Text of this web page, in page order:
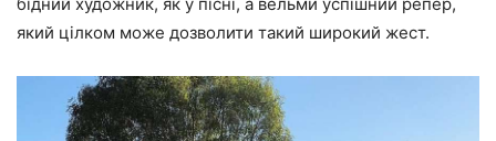
бідний художник, як у пісні, а вельми успішний репер,
який цілком може дозволити такий широкий жест.